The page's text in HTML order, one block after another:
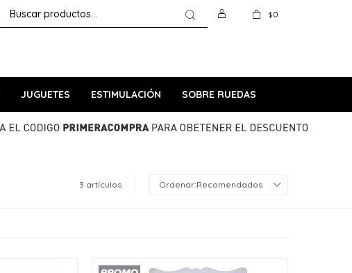
JUGUETES ESTIMULACIÓN SOBRE RUEDAS
$0
3 artículos Recomendados